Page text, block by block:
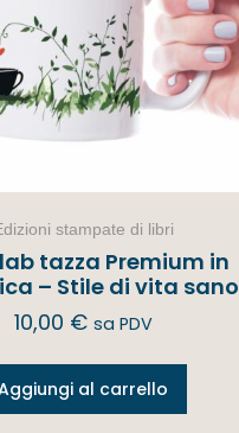
stampate di libri
tazza Premium in
– Stile di vita sano
10,00 € sa PDV
al carrello